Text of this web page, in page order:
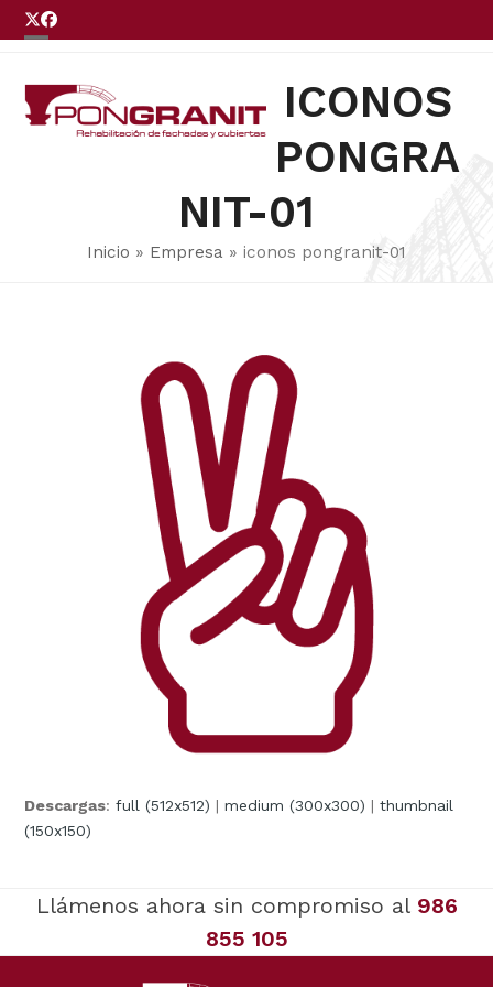
Skip
to
Twitter
Facebook
mobile
menu
mobile
menu
ICONOS
PONGRA
NIT-01
Inicio » Empresa » iconos pongranit-01
Descargas:full (512x512) |medium (300x300) |thumbnail
(150x150)
Llámenos ahora sin compromiso al 986
855 105